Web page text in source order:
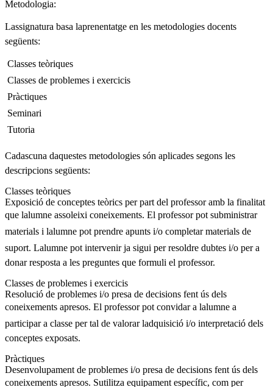
Metodologia:
Lassignatura basa laprenentatge en les metodologies docents
següents:
 Classes teòriques
 Classes de problemes i exercicis
 Pràctiques
 Seminari
 Tutoria
Cadascuna daquestes metodologies són aplicades segons les
descripcions següents:
Classes teòriques
Exposició de conceptes teòrics per part del professor amb la finalitat
que lalumne assoleixi coneixements. El professor pot subministrar
materials i lalumne pot prendre apunts i/o completar materials de
suport. Lalumne pot intervenir ja sigui per resoldre dubtes i/o per a
donar resposta a les preguntes que formuli el professor.
Classes de problemes i exercicis
Resolució de problemes i/o presa de decisions fent ús dels
coneixements apresos. El professor pot convidar a lalumne a
participar a classe per tal de valorar ladquisició i/o interpretació dels
conceptes exposats.
Pràctiques
Desenvolupament de problemes i/o presa de decisions fent ús dels
coneixements apresos. Sutilitza equipament específic, com per